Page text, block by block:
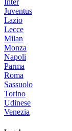
Inter
Juventus
Lazio
Lecce
Milan
Monza
Napoli
Parma
Roma
Sassuolo
Torino
Udinese
Venezia